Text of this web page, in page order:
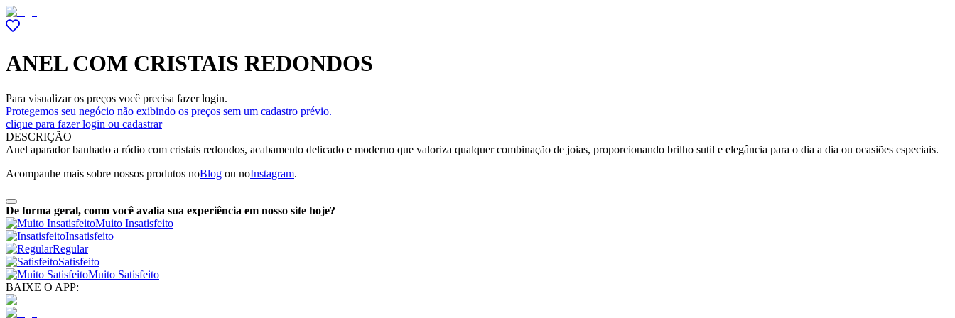
ANEL COM CRISTAIS REDONDOS
Para visualizar os preços você precisa fazer login.
Protegemos seu negócio não exibindo os preços sem um cadastro prévio.
clique para fazer login ou cadastrar
DESCRIÇÃO
Anel aparador banhado a ródio com cristais redondos, acabamento delicado e moderno que valoriza qualquer combinação de joias, proporcionando brilho sutil e elegância para o dia a dia ou ocasiões especiais.
Acompanhe mais sobre nossos produtos noBlog ou noInstagram.
De forma geral, como você avalia sua experiência em nosso site hoje?
Muito Insatisfeito
Insatisfeito
Regular
Satisfeito
Muito Satisfeito
BAIXE O APP: